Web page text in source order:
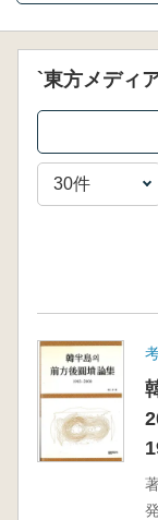
`東方メディ